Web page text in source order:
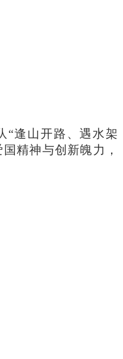
“逢山开路、遇水架
精神与创新魄力，